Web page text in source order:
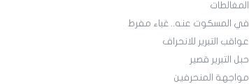
المغالطات
في المسكوت عنه.. غباء مفرط
عواقب التبرير للانحراف
حبل التبرير قصير
مواجهة المنحرفين